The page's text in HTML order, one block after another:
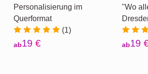
Personalisierung im
Querformat
(1)
ab19 €
"Wo
ab19